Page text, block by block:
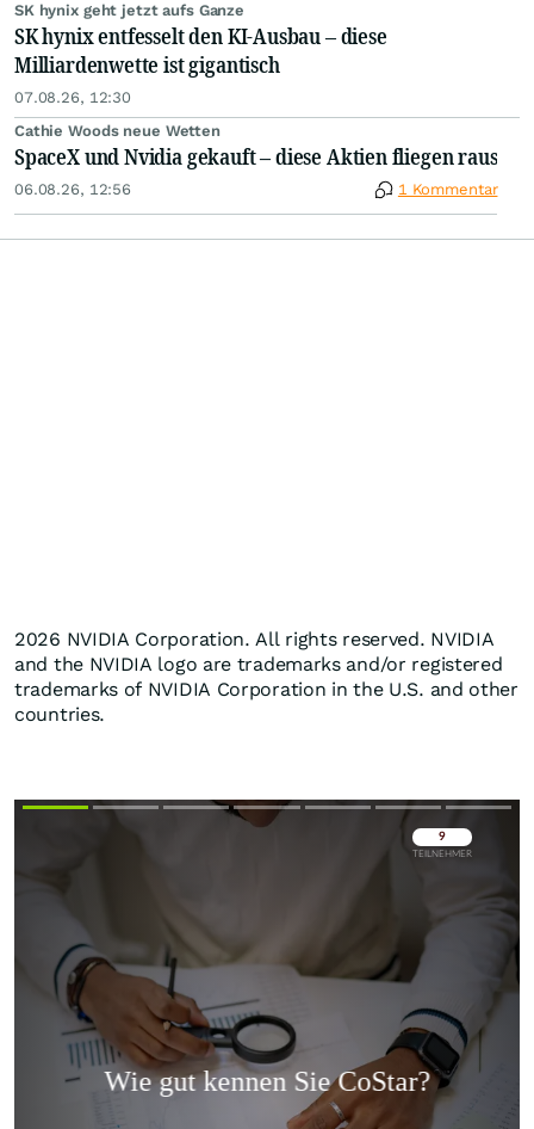
SK hynix geht jetzt aufs Ganze
SK hynix entfesselt den KI-Ausbau – diese
Milliardenwette ist gigantisch
07.08.26, 12:30
Cathie Woods neue Wetten
SpaceX und Nvidia gekauft – diese Aktien fliegen raus
06.08.26, 12:56 1 Kommentar
2026 NVIDIA Corporation. All rights reserved. NVIDIA
and the NVIDIA logo are trademarks and/or registered
trademarks of NVIDIA Corporation in the U.S. and other
countries.
Überspringen